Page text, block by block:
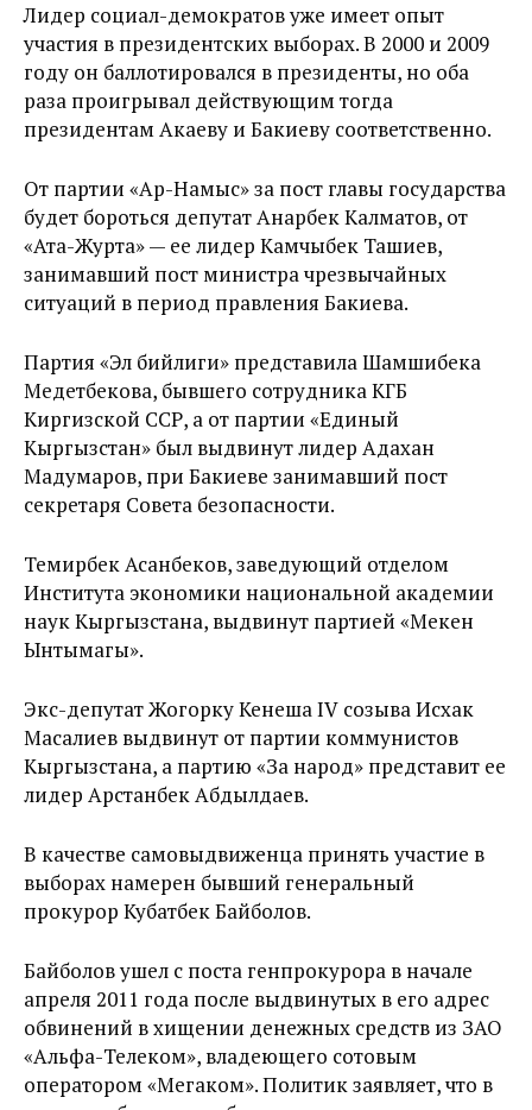
Лидер социал-демократов уже имеет опыт
участия в президентских выборах. В 2000 и 2009
году он баллотировался в президенты, но оба
раза проигрывал действующим тогда
президентам Акаеву и Бакиеву соответственно.
От партии «Ар-Намыс» за пост главы государства
будет бороться депутат Анарбек Калматов, от
«Ата-Журта» — ее лидер Камчыбек Ташиев,
занимавший пост министра чрезвычайных
ситуаций в период правления Бакиева.
Партия «Эл бийлиги» представила Шамшибека
Медетбекова, бывшего сотрудника КГБ
Киргизской ССР, а от партии «Единый
Кыргызстан» был выдвинут лидер Адахан
Мадумаров, при Бакиеве занимавший пост
секретаря Совета безопасности.
Темирбек Асанбеков, заведующий отделом
Института экономики национальной академии
наук Кыргызстана, выдвинут партией «Мекен
Ынтымагы».
Экс-депутат Жогорку Кенеша IV созыва Исхак
Масалиев выдвинут от партии коммунистов
Кыргызстана, а партию «За народ» представит ее
лидер Арстанбек Абдылдаев.
В качестве самовыдвиженца принять участие в
выборах намерен бывший генеральный
прокурор Кубатбек Байболов.
Байболов ушел с поста генпрокурора в начале
апреля 2011 года после выдвинутых в его адрес
обвинений в хищении денежных средств из ЗАО
«Альфа-Телеком», владеющего сотовым
оператором «Мегаком». Политик заявляет, что в